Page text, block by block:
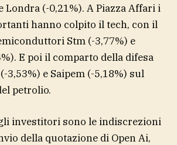
Londra (-0,21%). A Piazza Affari i
hanno colpito il tech, con il
Stm (-3,77%) e
E poi il comparto della difesa
3,53%) e Saipem (-5,18%) sul
petrolio.
investitori sono le indiscrezioni
della quotazione di Open Ai,